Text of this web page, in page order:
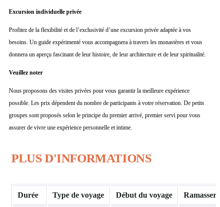
Excursion individuelle privée
Profitez de la flexibilité et de l’exclusivité d’une excursion privée adaptée à vos
besoins. Un guide expérimenté vous accompagnera à travers les monastères et vous
donnera un aperçu fascinant de leur histoire, de leur architecture et de leur spiritualité.
Veuillez noter
Nous proposons des visites privées pour vous garantir la meilleure expérience
possible. Les prix dépendent du nombre de participants à votre réservation. De petits
groupes sont proposés selon le principe du premier arrivé, premier servi pour vous
assurer de vivre une expérience personnelle et intime.
PLUS D'INFORMATIONS
Durée Type de voyage Début du voyage Ramasser